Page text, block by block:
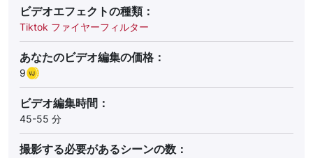
ビデオエフェクトの種類：
Tiktok ファイヤーフィルター
あなたのビデオ編集の価格：
9
ビデオ編集時間：
45-55 分
撮影する必要があるシーンの数：